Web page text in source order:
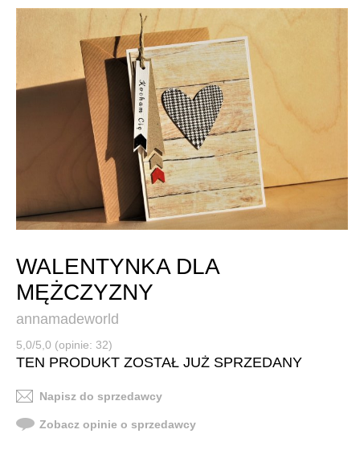
WALENTYNKA DLA
MĘŻCZYZNY
annamadeworld
5,0/5,0 (opinie: 32)
TEN PRODUKT ZOSTAŁ JUŻ SPRZEDANY
Napisz do sprzedawcy
Zobacz opinie o sprzedawcy